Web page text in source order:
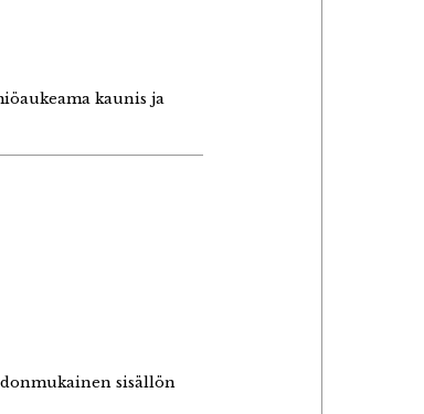
kaunis ja
sisällön